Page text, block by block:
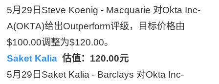
5月29日Steve Koenig - Macquarie 对Okta Inc-
A(OKTA)给出Outperform评级，目标价格由
$100.00调整为$120.00。
Saket Kalia 估值：120.00元
5月29日Saket Kalia - Barclays 对Okta Inc-